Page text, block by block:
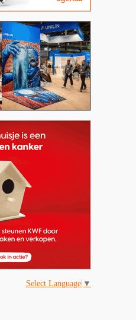
Select Language ▼